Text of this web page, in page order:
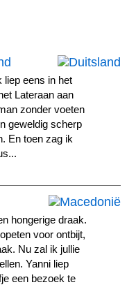
liep eens in het
Lateraan aan
zonder voeten
geweldig scherp
En toen zag ik
hongerige draak.
voor ontbijt,
Nu zal ik jullie
Yanni liep
een bezoek te